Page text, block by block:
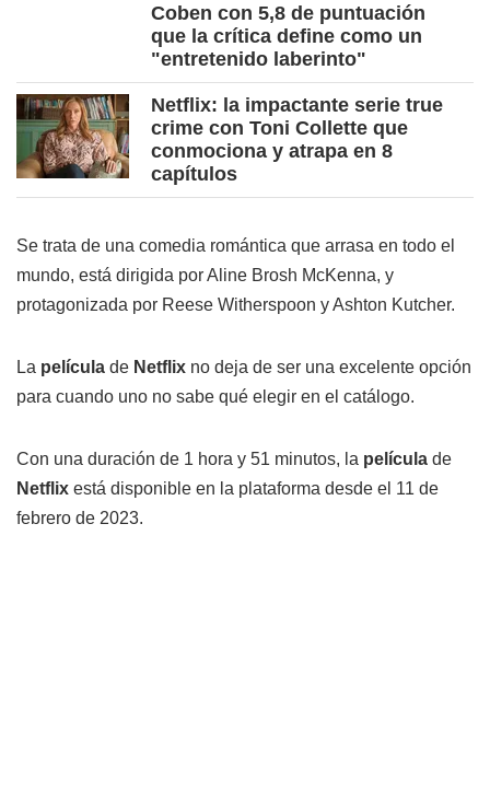
Coben con 5,8 de puntuación
que la crítica define como un
"entretenido laberinto"
Netflix: la impactante serie true
crime con Toni Collette que
conmociona y atrapa en 8
capítulos
Se trata de una comedia romántica que arrasa en todo el
mundo, está dirigida por Aline Brosh McKenna, y
protagonizada por Reese Witherspoon y Ashton Kutcher.
La película de Netflix no deja de ser una excelente opción
para cuando uno no sabe qué elegir en el catálogo.
Con una duración de 1 hora y 51 minutos, la película de
Netflix está disponible en la plataforma desde el 11 de
febrero de 2023.